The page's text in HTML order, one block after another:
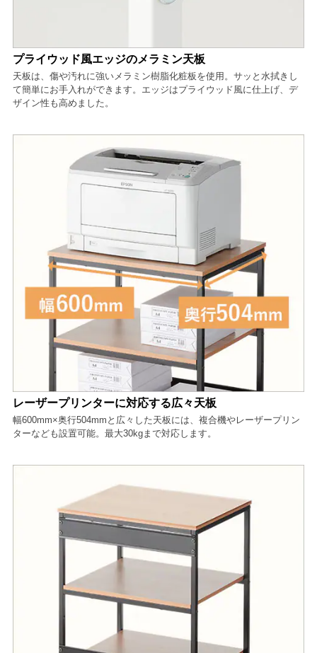
プライウッド風エッジのメラミン天板
天板は、傷や汚れに強いメラミン樹脂化粧板を使用。サッと水拭きし
て簡単にお手入れができます。エッジはプライウッド風に仕上げ、デ
ザイン性も高めました。
レーザープリンターに対応する広々天板
幅600mm×奥行504mmと広々した天板には、複合機やレーザープリン
ターなども設置可能。最大30kgまで対応します。